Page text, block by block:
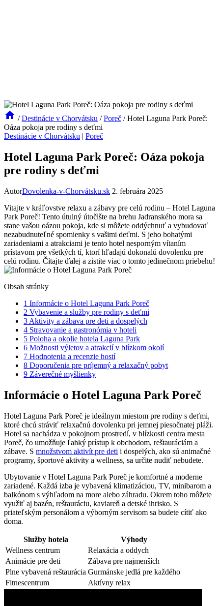
/ Destinácie v Chorvátsku / Poreč / Hotel Laguna Park Poreč:
Oáza pokoja pre rodiny s deťmi
Destinácie v Chorvátsku | Poreč
Hotel Laguna Park Poreč: Oáza pokoja
pre rodiny s deťmi
AutorDovolenka-v-Chorvátsku.sk 2. februára 2025
Vitajte v kráľovstve relaxu a zábavy pre celú rodinu – Hotel Laguna
Park Poreč! Tento útulný útočište na brehu Jadranského mora sa
stane vašou oázou pokoja, kde si môžete oddýchnuť a vybudovať
nezabudnuteľné spomienky s vašimi deťmi. S jeho bohatými
zariadeniami a atrakciami je tento hotel nesporným vítaním
prístavom pre všetkých tí, ktorí hľadajú dokonalú dovolenku pre
celú rodinu. Čítajte ďalej a zistite viac o tomto jedinečnom priebehu!
Obsah stránky
1 Informácie o Hotel Laguna Park Poreč
2 Vybavenie a služby pre rodiny s deťmi
3 Aktivity a zábava pre deti a dospelých
4 Stravovanie a gastronómia v hoteli
5 Poloha a okolie hotela Laguna Park
6 Možnosti výletov a atrakcií v blízkom okolí
7 Hodnotenia a recenzie hostí
8 Doporučenia pre príjemný a relaxačný pobyt
9 Záverečné myšlienky
Informácie o Hotel Laguna Park Poreč
Hotel Laguna Park Poreč je ideálnym miestom pre rodiny s deťmi,
ktoré chcú stráviť relaxačnú dovolenku pri jemnej piesočnatej pláži.
Hotel sa nachádza v pokojnom prostredí, v blízkosti centra mesta
Poreč, čo umožňuje ľahký prístup k obchodom, reštauráciám a
zábave. S množstvom aktivít pre deti i dospelých, ako sú animačné
programy, športové aktivity a wellness, sa určite nudiť nebudete.
Ubytovanie v Hotel Laguna Park Poreč je komfortné a moderne
zariadené. Každá izba je vybavená klimatizáciou, TV, minibarom a
balkónom s výhľadom na more alebo záhradu. Okrem toho môžete
využiť aj bazén, reštauráciu, kaviareň a detské ihrisko. S
priateľským personálom a výborným servisom sa budete cítiť ako
doma.
Služby hotela
Výhody
Wellness centrum
Relaxácia a oddych
Animácie pre deti
Zábava pre najmenších
Plne vybavená reštaurácia Gurmánske jedlá pre každého
Fitnescentrum
Aktívny relax